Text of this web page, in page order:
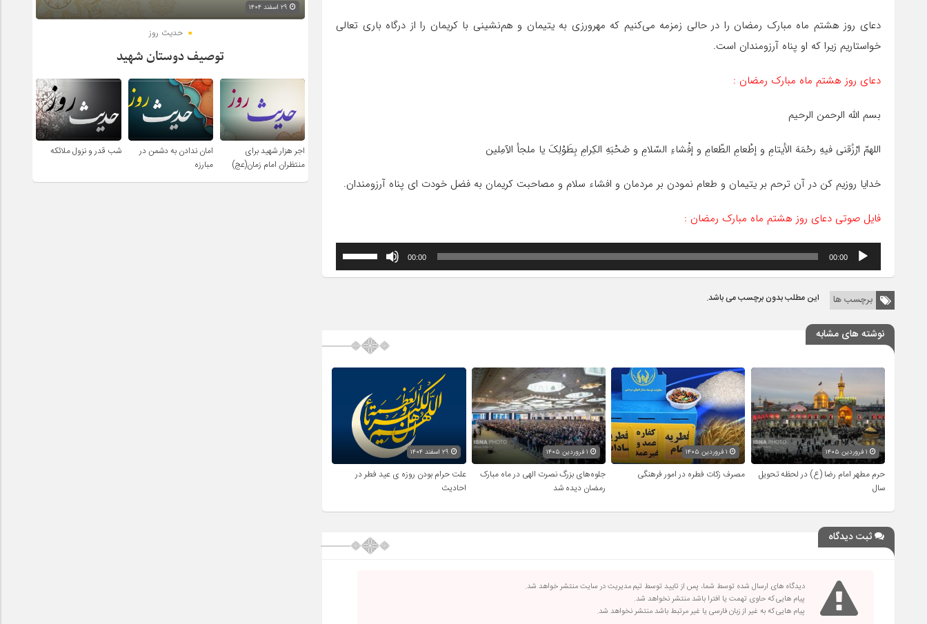
دعای روز هشتم ماه مبارک رمضان را در حالی زمزمه می‌کنیم که مهرورزی به یتیمان و هم‌نشینی با کریمان را از درگاه باری تعالی
خواستاریم زیرا که او پناه آرزومندان است.
دعای روز هشتم ماه مبارک رمضان :
بسم الله الرحمن الرحیم
اللهمّ ارْزُقنی فیهِ رحْمَهَ الأیتامِ و إطْعامِ الطّعامِ و إفْشاءِ السّلامِ و صُحْبَهِ الکِرامِ بِطَوْلِکَ یا ملجأ الآمِلین
خدایا روزیم کن در آن ترحم بر یتیمان و طعام نمودن بر مردمان و افشاء سلام و مصاحبت کریمان به فضل خودت ای پناه آرزومندان.
فایل صوتی دعای روز هشتم ماه مبارک رمضان :
پخش‌کننده
صوت
00:00
00:00
افزایش
یا
و
استفاده
برچسب ها این مطلب بدون برچسب می باشد.
نوشته های مشابه
حرم مطهر امام رضا (ع) در لحظه تحویل
سال
۱ فروردین ۱۴۰۵
مصرف زکات فطره در امور فرهنگی
جلوه‌های بزرگ نصرت الهی در ماه مبارک
رمضان دیده شد
علت حرام بودن روزه ی عید فطر در
احادیث
ثبت دیدگاه
دیدگاه های ارسال شده توسط شما، پس از تایید توسط تیم مدیریت در سایت منتشر خواهد شد.
پیام هایی که حاوی تهمت یا افترا باشد منتشر نخواهد شد.
پیام هایی که به غیر از زبان فارسی یا غیر مرتبط باشد منتشر نخواهد شد.
حدیث روز
توصیف دوستان شهید
اجر هزار شهید برای
منتظران امام زمان(عج)
امان ندادن به دشمن در
مبارزه
شب قدر و نزول ملائکه